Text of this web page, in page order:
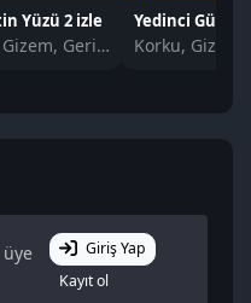
Yüzü 2 izle
Korku, Gizem, Gerilim
Yedinci Gün
Korku, Gizem
Giriş Yap
Kayıt ol